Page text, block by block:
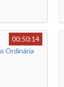
00:50:14
Ordinária